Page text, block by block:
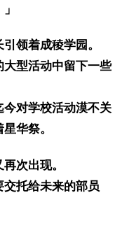
领着成稜学园。
型活动中留下一些
对学校活动漠不关
华祭。
次出现。
托给未来的部员